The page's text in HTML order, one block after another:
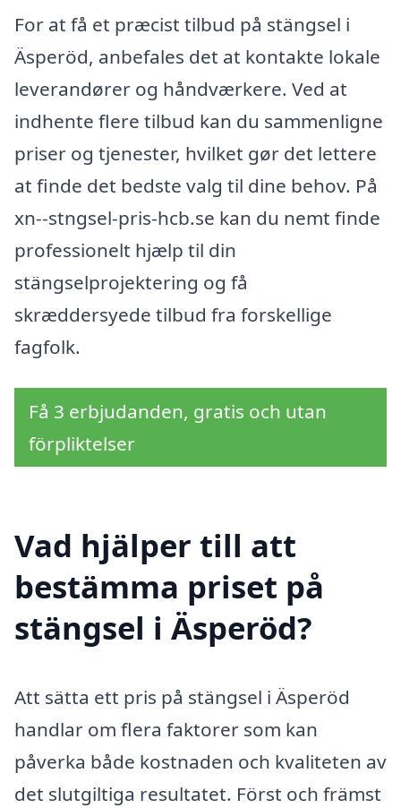
For at få et præcist tilbud på stängsel i
Äsperöd, anbefales det at kontakte lokale
leverandører og håndværkere. Ved at
indhente flere tilbud kan du sammenligne
priser og tjenester, hvilket gør det lettere
at finde det bedste valg til dine behov. På
xn--stngsel-pris-hcb.se kan du nemt finde
professionelt hjælp til din
stängselprojektering og få
skræddersyede tilbud fra forskellige
fagfolk.
Få 3 erbjudanden, gratis och utan
förpliktelser
Vad hjälper till att
bestämma priset på
stängsel i Äsperöd?
Att sätta ett pris på stängsel i Äsperöd
handlar om flera faktorer som kan
påverka både kostnaden och kvaliteten av
det slutgiltiga resultatet. Först och främst